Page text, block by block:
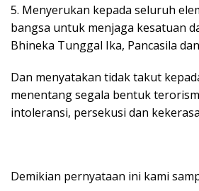
5. Menyerukan kepada seluruh
bangsa untuk menjaga kesatuan
Bhineka Tunggal Ika, Pancasila
Dan menyatakan tidak takut
menentang segala bentuk
intoleransi, persekusi dan
Demikian pernyataan ini kami